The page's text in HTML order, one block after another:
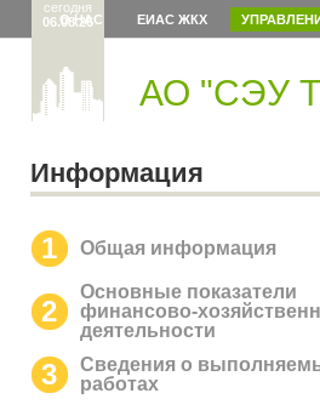
АО "СЭУ
сегодня
06.08.26
О НАС ЕИАС ЖКХ
Информация
1 Общая информация
2
Основные показатели
финансово-
деятельности
3
Сведения о
работах